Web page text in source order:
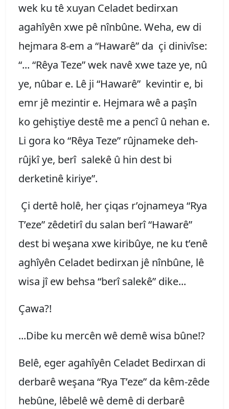
wek ku tê xuyan Celadet bedirxan
agahîyên xwe pê nînbûne. Weha, ew di
hejmara 8-em a “Hawarê” da çi dinivîse:
“... “Rêya Teze” wek navê xwe taze ye, nû
ye, nûbar e. Lê ji “Hawarê” kevintir e, bi
emr jê mezintir e. Hejmara wê a paşîn
ko gehiştiye destê me a pencî û nehan e.
Li gora ko “Rêya Teze” rûjnameke deh-
rûjkî ye, berî salekê û hin dest bi
derketinê kiriye”.
Çi dertê holê, her çiqas r’ojnameya “Rya
T’eze” zêdetirî du salan berî “Hawarê”
dest bi weşana xwe kiribûye, ne ku t’enê
aghîyên Celadet bedirxan jê nînbûne, lê
wisa jî ew behsa “berî salekê” dike...
Çawa?!
...Dibe ku mercên wê demê wisa bûne!?
Belê, eger agahîyên Celadet Bedirxan di
derbarê weşana “Rya T’eze” da kêm-zêde
hebûne, lêbelê wê demê di derbarê